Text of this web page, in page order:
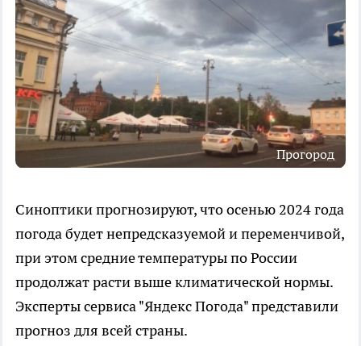
Прогород
Синоптики прогнозируют, что осенью 2024 года
погода будет непредсказуемой и переменчивой,
при этом средние температуры по России
продолжат расти выше климатической нормы.
Эксперты сервиса "Яндекс Погода" представили
прогноз для всей страны.